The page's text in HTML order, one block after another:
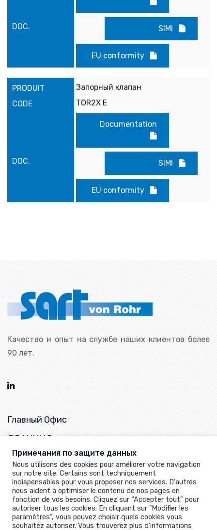
SIMI
EU conformity
Запорный клапан
TOR2X E
Documentation
SIMI
EU conformity
Качество и опыт на службе наших клиентов более
90 лет.
Главный Офис
ФРАНЦИЯ
25, rue de la Chapelle,
68620 Bitschwiller-les-Thann
+33 (0)3 89 37 79 50
sartventes@sart-von-rohr.fr
Примечания по защите данных
Nous utilisons des cookies pour améliorer votre navigation
sur notre site. Certains sont techniquement
indispensables pour vous proposer nos services. D'autres
nous aident à optimiser le contenu de nos pages en
fonction de vos besoins. Cliquez sur “Accepter tout” pour
autoriser tous les cookies. En cliquant sur "Modifier les
paramètres", vous pouvez choisir quels cookies vous
souhaitez autoriser. Vous trouverez plus d'informations